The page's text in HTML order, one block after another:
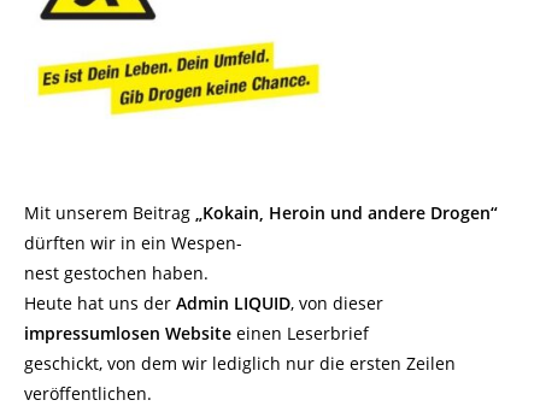
Mit unserem Beitrag „Kokain, Heroin und andere Drogen“
dürften wir in ein Wespen-
nest gestochen haben.
Heute hat uns der Admin LIQUID, von dieser
impressumlosen Website einen Leserbrief
geschickt, von dem wir lediglich nur die ersten Zeilen
veröffentlichen.